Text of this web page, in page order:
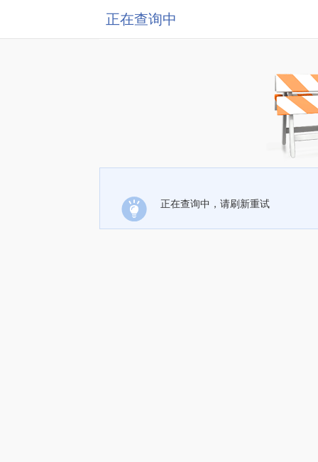
正在查询中
正在查询中，请刷新重试